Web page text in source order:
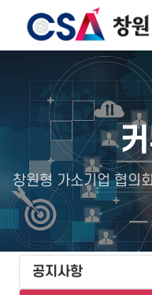
창원형 가소기업 협의
공지사항